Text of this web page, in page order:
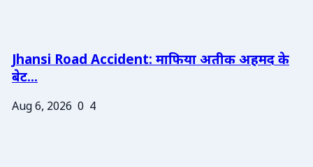
Jhansi Road Accident: माफिया अतीक अहमद के
बेट...
Aug 6, 2026 0 4